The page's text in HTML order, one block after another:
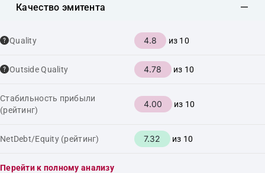
Качество эмитента
Quality 4.8 из 10
Outside Quality 4.78 из 10
Стабильность прибыли
(рейтинг)
4.00 из 10
NetDebt/Equity (рейтинг) 7.32 из 10
Перейти к полному анализу